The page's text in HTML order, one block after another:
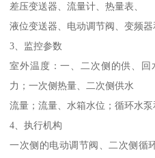
差压变送器、流量计、热量表、
液位变送器、电动调节阀、变频器
3、监控参数
室外温度：一、二次侧的供、
力；一次侧热量、二次侧供水
流量；流量、水箱水位；循环水泵
4、执行机构
一次侧的电动调节阀、二次侧循